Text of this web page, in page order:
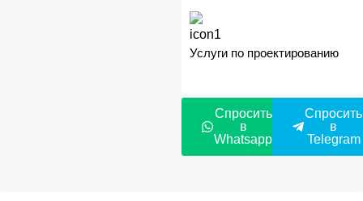
Услуги по проектированию
Спросить
в
Whatsapp
Спросить
в
Telegram